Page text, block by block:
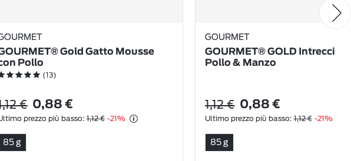
Gold Gatto Mousse
Pollo
(13)
€ 0,88 €
prezzo più basso: 1,12 € -21%
85 g
GOURMET
GOURMET® GOLD Intrecci di
Pollo & Manzo
1,12 € 0,88 €
Ultimo prezzo più basso: 1,12 € -21%
85 g